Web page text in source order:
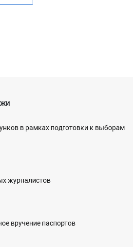
в рамках подготовки к выборам
журналистов
вручение паспортов